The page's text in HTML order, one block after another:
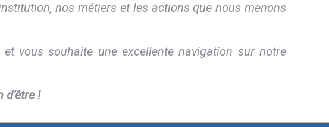
nos métiers et les actions que nous menons
vous souhaite une excellente navigation sur notre
d’être !